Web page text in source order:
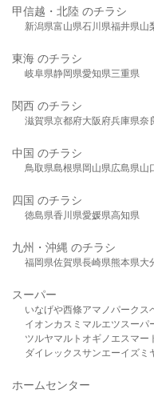
甲信越・北陸 のチラシ
新潟県富山県石川県福井県山
東海 のチラシ
岐阜県静岡県愛知県三重県
関西 のチラシ
滋賀県京都府大阪府兵庫県奈
中国 のチラシ
鳥取県島根県岡山県広島県山
四国 のチラシ
徳島県香川県愛媛県高知県
九州・沖縄 のチラシ
福岡県佐賀県長崎県熊本県大
スーパー
いなげや西條アマノパークス
イオンカスミ マルエツスーパ
ツルヤマルト オギノ エスマー
ダイレックスサンエーイズミ
ホームセンター